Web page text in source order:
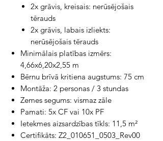
2x grāvis, kreisais: nerūsējošais
tērauds
2x grāvis, labais izliekts:
nerūsējošais tērauds
Minimālais platības izmērs:
4,66x6,20x2,55 m
Bērnu brīvā kritiena augstums: 75 cm
Montāža: 2 personas / 3 stundas
Zemes segums: vismaz zāle
Pamati: 5x CF vai 10x PF
Ietekmes aizsardzības tīkls: 11,5 m²
Certifikāts: Z2_010651_0503_Rev00